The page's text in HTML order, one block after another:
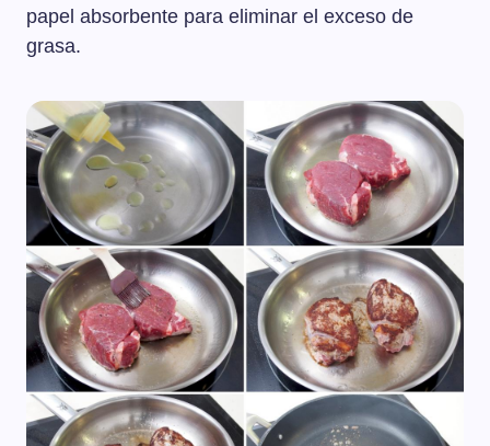
papel absorbente para eliminar el exceso de
grasa.